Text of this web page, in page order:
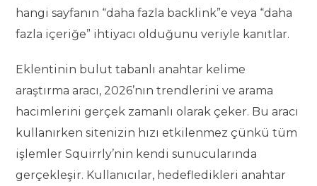
hangi sayfanın “daha fazla backlink”e veya “daha
fazla içeriğe” ihtiyacı olduğunu veriyle kanıtlar.
Eklentinin bulut tabanlı anahtar kelime
araştırma aracı, 2026’nın trendlerini ve arama
hacimlerini gerçek zamanlı olarak çeker. Bu aracı
kullanırken sitenizin hızı etkilenmez çünkü tüm
işlemler Squirrly’nin kendi sunucularında
gerçekleşir. Kullanıcılar, hedefledikleri anahtar